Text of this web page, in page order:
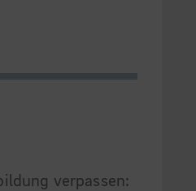
verpassen: